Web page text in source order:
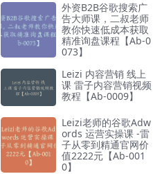
外资B2B谷歌搜索广
告大师课，二叔老师
教你快速低成本获取
精准询盘课程【Ab-0
073】
Leizi 内容营销 线上
课 雷子内容营销视频
教程【Ab-0009】
Leizi老师的谷歌Adw
ords 运营实操课 -雷
子从零到精通官网价
值2222元【Ab-001
0】